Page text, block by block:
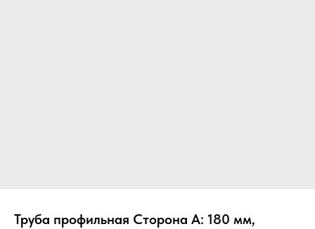
Труба профильная Сторона А: 180 мм,